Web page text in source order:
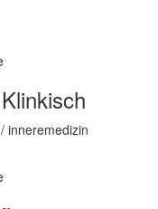
inneremedizin